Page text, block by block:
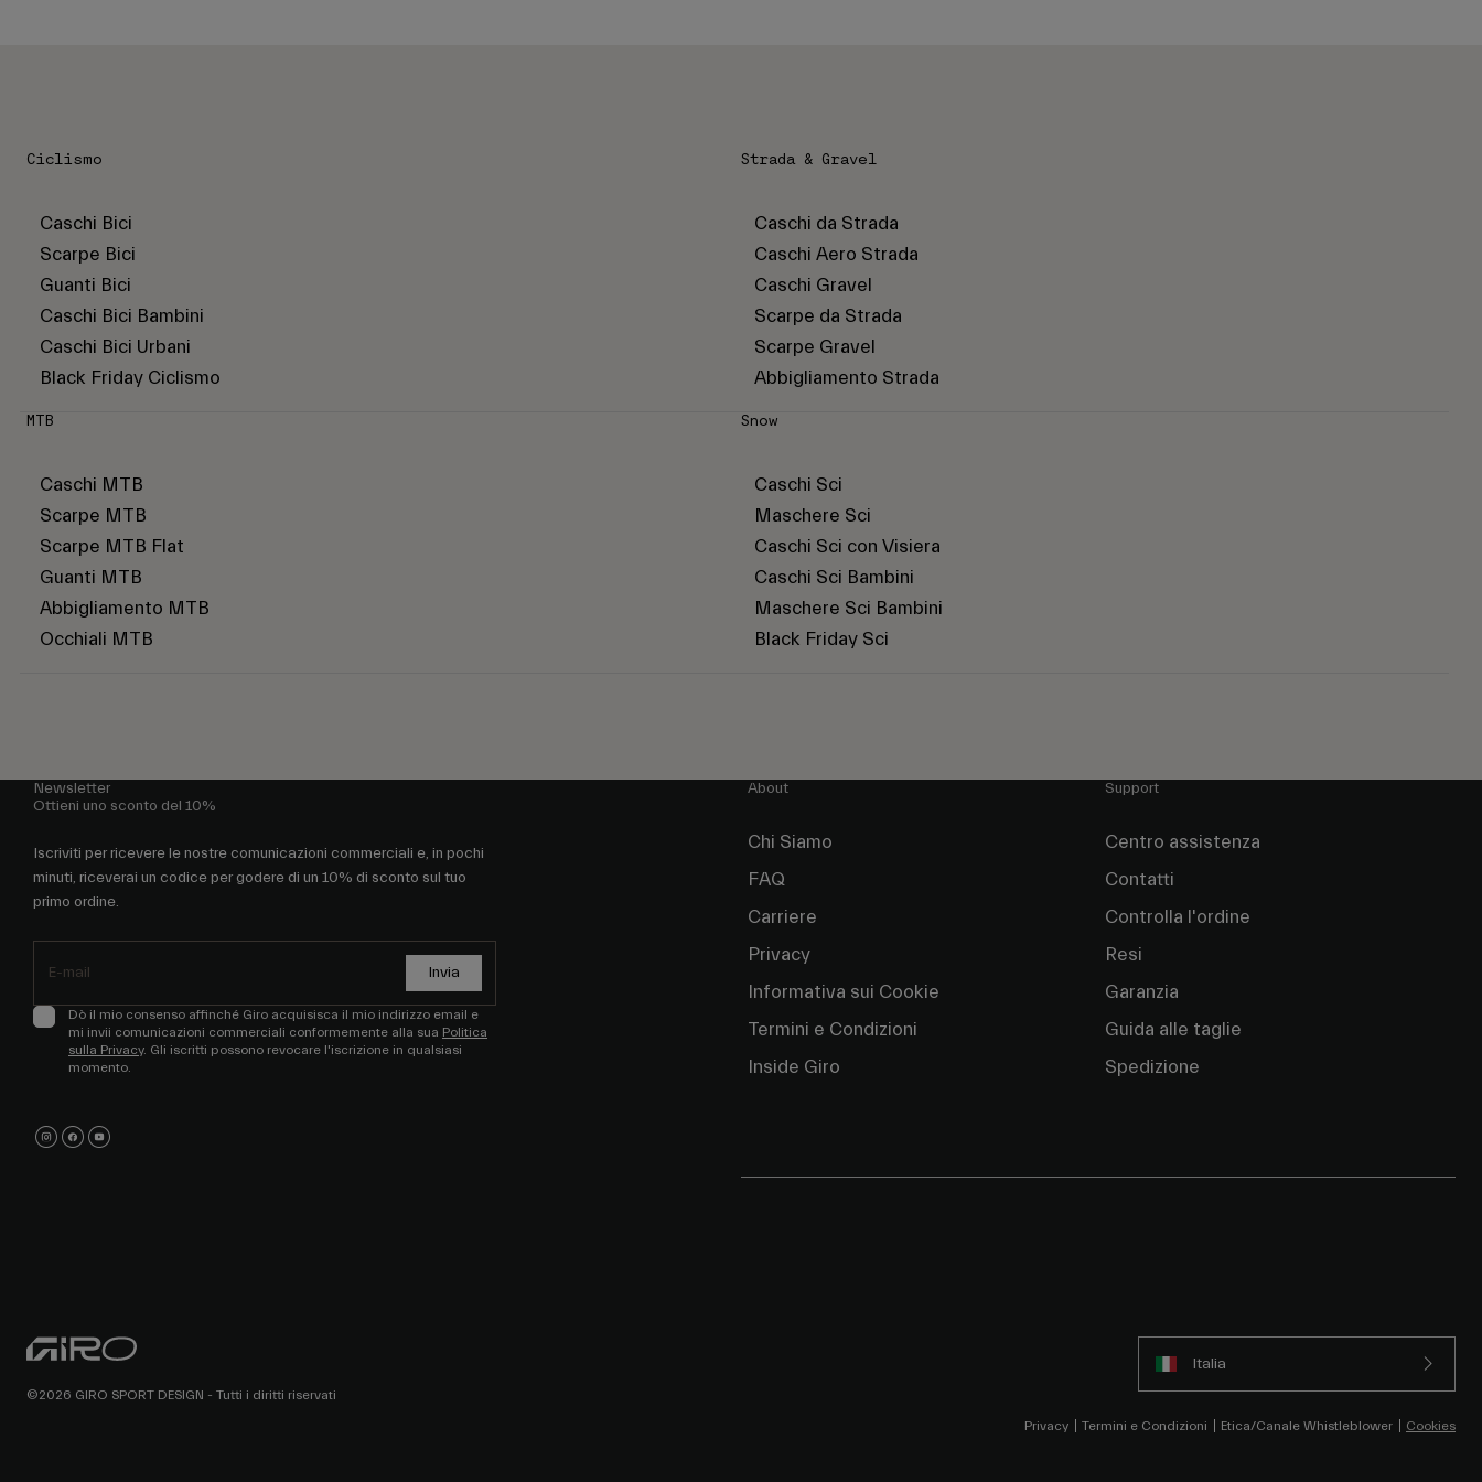
Ciclismo
Caschi Bici
Scarpe Bici
Guanti Bici
Caschi Bici Bambini
Caschi Bici Urbani
Black Friday Ciclismo
Strada & Gravel
Caschi da Strada
Caschi Aero Strada
Caschi Gravel
Scarpe da Strada
Scarpe Gravel
Abbigliamento Strada
MTB
Caschi MTB
Scarpe MTB
Scarpe MTB Flat
Guanti MTB
Abbigliamento MTB
Occhiali MTB
Snow
Caschi Sci
Maschere Sci
Caschi Sci con Visiera
Caschi Sci Bambini
Maschere Sci Bambini
Black Friday Sci
Newsletter
Ottieni uno sconto del 10%
Iscriviti per ricevere le nostre comunicazioni commerciali e, in pochi
minuti, riceverai un codice per godere di un 10% di sconto sul tuo
primo ordine.
Invia
Dò il mio consenso affinché Giro acquisisca il mio indirizzo email e
mi invii comunicazioni commerciali conformemente alla sua Politica
sulla Privacy. Gli iscritti possono revocare l'iscrizione in qualsiasi
momento.
About
Chi Siamo
FAQ
Carriere
Privacy
Informativa sui Cookie
Termini e Condizioni
Inside Giro
Support
Centro assistenza
Contatti
Controlla l'ordine
Resi
Garanzia
Guida alle taglie
Spedizione
Italia
Privacy Termini e Condizioni Etica/Canale Whistleblower Cookies
©2026 GIRO SPORT DESIGN - Tutti i diritti riservati